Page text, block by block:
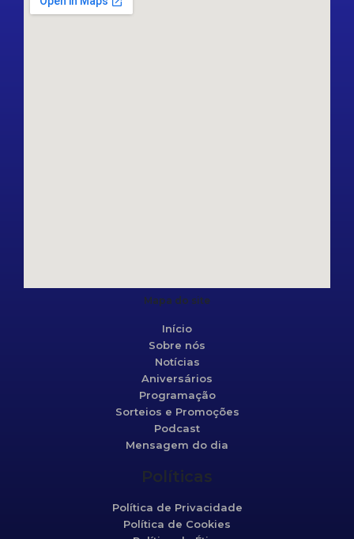
Mapa do site
Início
Sobre nós
Notícias
Aniversários
Programação
Sorteios e Promoções
Podcast
Mensagem do dia
Políticas
Política de Privacidade
Política de Cookies